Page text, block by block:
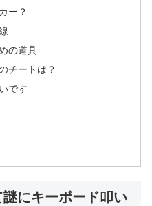
ー？
の道具
チートは？
です
にキーボード叩い